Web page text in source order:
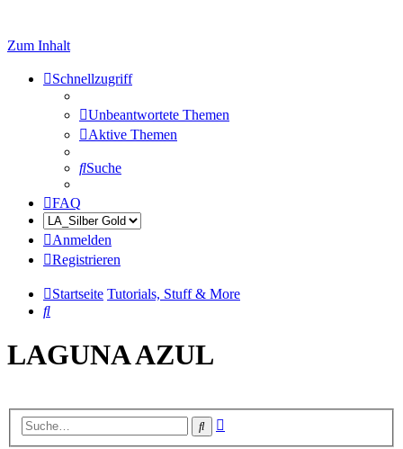
Zum Inhalt
Schnellzugriff
Unbeantwortete Themen
Aktive Themen
Suche
FAQ
Anmelden
Registrieren
Startseite Tutorials, Stuff & More
Suche
LAGUNA AZUL
Suche